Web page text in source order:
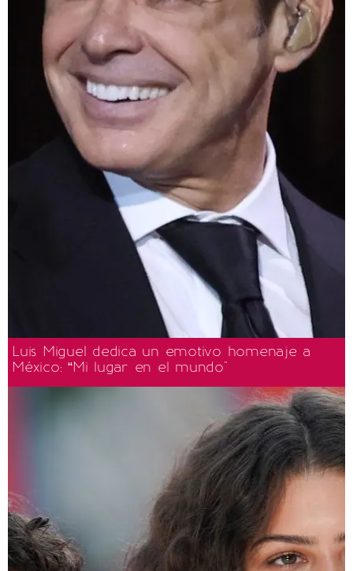
Luis Miguel dedica un emotivo homenaje a
México: “Mi lugar en el mundo"